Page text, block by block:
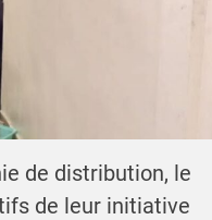
de distribution, le
de leur initiative